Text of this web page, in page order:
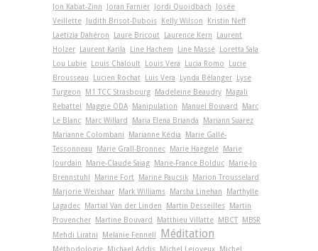
Jon Kabat-Zinn
Joran Farnier Jordi Quoidbach
Josée
Veillette Judith Brisot-Dubois Kelly Wilson
Kristin Neff
Laetizia Dahéron
Laure Bricout Laurence Kern
Laurent
Holzer Laurent Karila Line Hachem Line Massé Loretta Sala
Lou Lubie Louis Chaloult Louis Vera Lucia Romo
Lucie
Brousseau
Lucien Rochat Luis Vera Lynda Bélanger Lyse
Turgeon
M1 TCC Strasbourg Madeleine Beaudry Magali
Rebattel
Maggie ODA Manipulation Manuel Bouvard
Marc
Le Blanc Marc Willard Maria Elena Brianda
Mariann Suarez
Marianne Colombani
Marianne Kédia
Marie Gallé-
Tessonneau
Marie Grall-Bronnec Marie Haegelé Marie
Jourdain
Marie-Claude Saiag Marie-France Bolduc Marie-Jo
Brennstuhl
Marine Fort Marine Paucsik Marion Trousselard
Marjorie Weishaar Mark Williams Marsha Linehan
Marthylle
Lagadec Martial Van der Linden Martin Desseilles Martin
Provencher Martine Bouvard Matthieu Villatte MBCT MBSR
Mehdi Liratni
Melanie Fennell Méditation
Méthodologie Michael Addis Michel Lejoyeux Michel